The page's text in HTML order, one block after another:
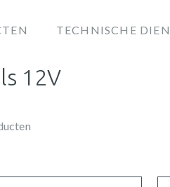
TECHNISCHE
12V